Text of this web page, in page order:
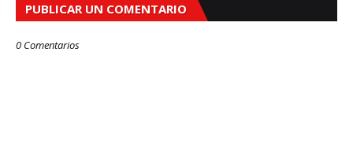
PUBLICAR UN COMENTARIO
0 Comentarios